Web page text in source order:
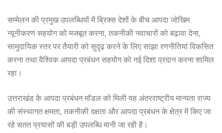
सम्मेलन की प्रमुख उपलब्धियों में ब्रिक्स देशों के बीच आपदा जोखिम
न्यूनीकरण सहयोग को मजबूत करना, तकनीकी नवाचारों को बढ़ावा देना,
सामुदायिक स्तर पर तैयारी को सुदृढ़ करने के लिए साझा रणनीतियां विकसित
करना तथा वैश्विक आपदा प्रबंधन सहयोग को नई दिशा प्रदान करना शामिल
रहा।
उत्तराखंड के आपदा प्रबंधन मॉडल को मिली यह अंतरराष्ट्रीय मान्यता राज्य
की संस्थागत क्षमता, तकनीकी दक्षता और आपदा प्रबंधन के क्षेत्र में किए जा
रहे सतत प्रयासों की बड़ी उपलब्धि मानी जा रही है।